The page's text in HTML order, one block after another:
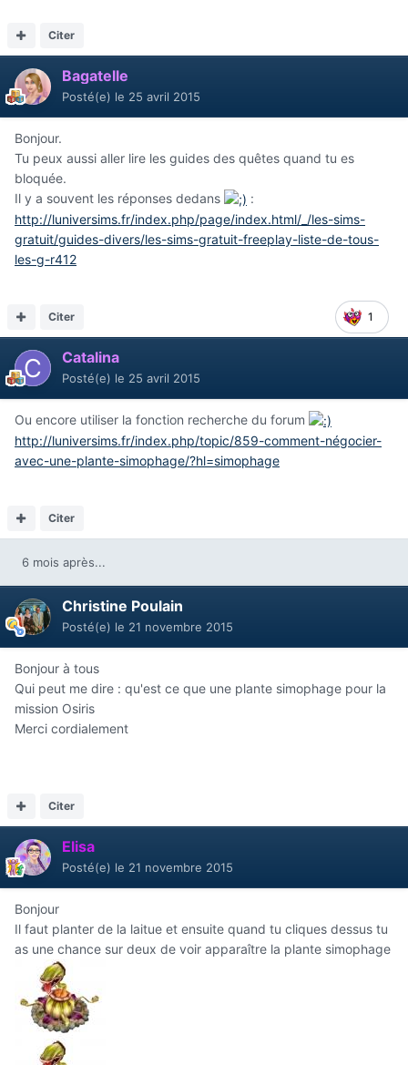
Citer
Bagatelle
Posté(e) le 25 avril 2015
Bonjour.
Tu peux aussi aller lire les guides des quêtes quand tu es
bloquée.
Il y a souvent les réponses dedans
:
http://luniversims.fr/index.php/page/index.html/_/les-sims-
gratuit/guides-divers/les-sims-gratuit-freeplay-liste-de-tous-
les-g-r412
1
Citer
Catalina
Posté(e) le 25 avril 2015
Ou encore utiliser la fonction recherche du forum
http://luniversims.fr/index.php/topic/859-comment-négocier-
avec-une-plante-simophage/?hl=simophage
Citer
6 mois après...
Christine Poulain
Posté(e) le 21 novembre 2015
Bonjour à tous
Qui peut me dire : qu'est ce que une plante simophage pour la
mission Osiris
Merci cordialement
Citer
Elisa
Posté(e) le 21 novembre 2015
Bonjour
Il faut planter de la laitue et ensuite quand tu cliques dessus tu
as une chance sur deux de voir apparaître la plante simophage